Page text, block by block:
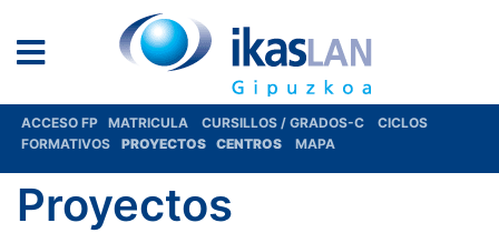
ACCESO FP MATRICULA CURSILLOS / GRADOS-C
CICLOS
FORMATIVOS
PROYECTOS CENTROS MAPA
Proyectos